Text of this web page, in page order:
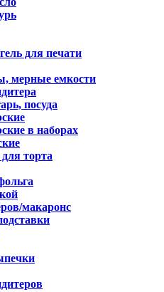
для печати
мерные емкости
посуда
в наборах
торта
макаронс